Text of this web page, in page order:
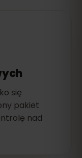
się
pakiet
nad